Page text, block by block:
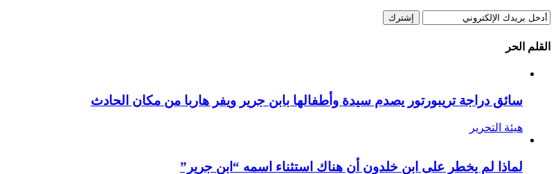
القلم الحر
سائق دراجة تريبورتور يصدم سيدة وأطفالها بابن جرير ويفر هاربا من مكان الحادث
هيئة التحرير
لماذا لم يخطر على ابن خلدون أن هناك استثناء اسمه “ابن جرير”